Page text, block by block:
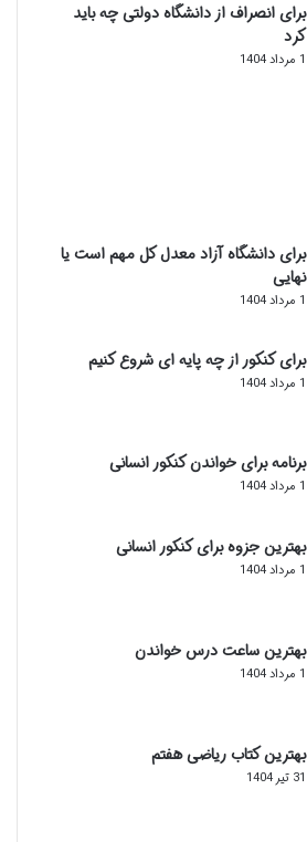
برای انصراف از دانشگاه دولتی چه باید
کرد
1 مرداد 1404
برای دانشگاه آزاد معدل کل مهم است یا
نهایی
1 مرداد 1404
برای کنکور از چه پایه ای شروع کنیم
1 مرداد 1404
برنامه برای خواندن کنکور انسانی
1 مرداد 1404
بهترین جزوه برای کنکور انسانی
1 مرداد 1404
بهترین ساعت درس خواندن
1 مرداد 1404
بهترین کتاب ریاضی هفتم
31 تیر 1404